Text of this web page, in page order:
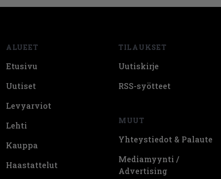
ALUEET
Etusivu
Uutiset
Levyarviot
Lehti
Kauppa
Haastattelut
TILAUKSET
Uutiskirje
RSS-syötteet
MUUT
Yhteystiedot & Palaute
Mediamyynti /
Advertising